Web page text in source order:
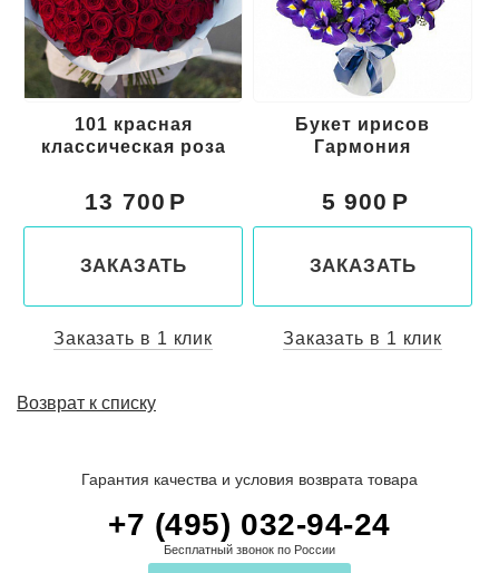
Букет ирисов
Гармония
5 900
ЗАКАЗАТЬ
Заказать в 1 клик
101 красная
классическая роза
13 700
ЗАКАЗАТЬ
Заказать в 1 клик
Возврат к списку
Гарантия качества и условия возврата товара
+7 (495) 032-94-24
Бесплатный звонок по России